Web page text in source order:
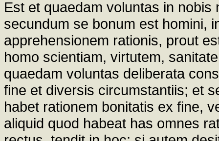
Est et quaedam voluntas in
secundum se bonum est homini,
apprehensionem rationis, prout
homo scientiam, virtutem,
quaedam voluntas deliberata
fine et diversis circumstantiis; et
habet rationem bonitatis ex fine,
aliquid quod habeat has omnes